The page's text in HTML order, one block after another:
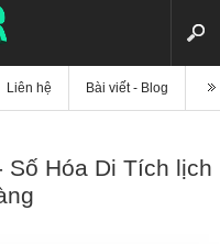
Liên hệ Bài viết - Blog
Số Hóa Di Tích lịch